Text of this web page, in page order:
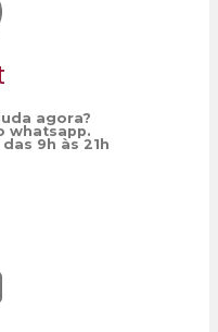
agora?
whatsapp.
9h às 21h